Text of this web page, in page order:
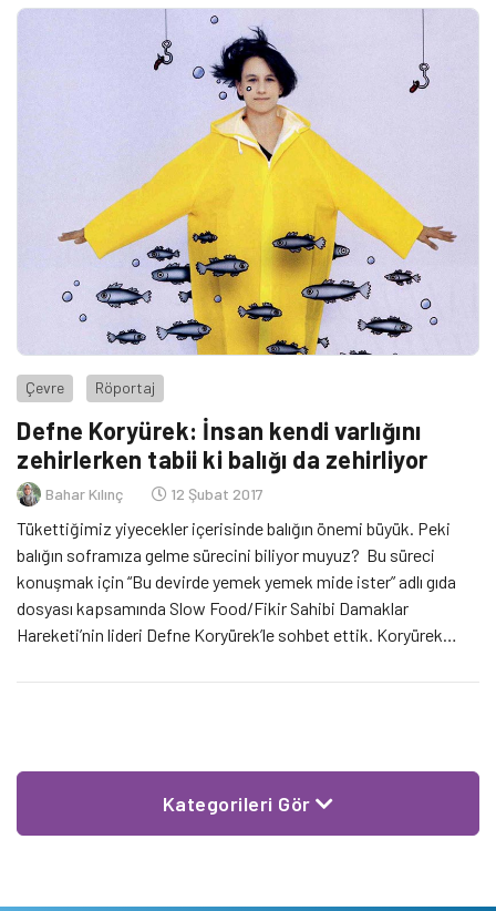
Çevre Röportaj
Defne Koryürek: İnsan kendi varlığını
zehirlerken tabii ki balığı da zehirliyor
Bahar Kılınç 12 Şubat 2017
Tükettiğimiz yiyecekler içerisinde balığın önemi büyük. Peki
balığın soframıza gelme sürecini biliyor muyuz? Bu süreci
konuşmak için “Bu devirde yemek yemek mide ister” adlı gıda
dosyası kapsamında Slow Food/Fikir Sahibi Damaklar
Hareketi’nin lideri Defne Koryürek’le sohbet ettik. Koryürek
Kategorileri Gör